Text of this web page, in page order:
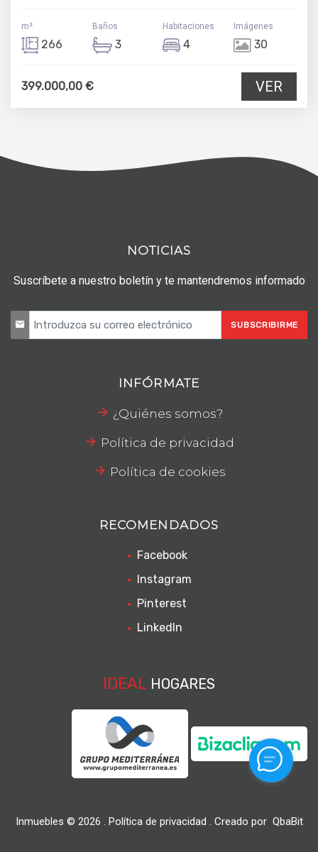
m²
266
Baños
3
Habitaciones
4
Imágenes
30
399.000,00 € VER
NOTICIAS
Suscríbete a nuestro boletín y te mantendremos informado
SUBSCRIBIRME
INFÓRMATE
¿Quiénes somos?
Política de privacidad
Política de cookies
RECOMENDADOS
Facebook
Instagram
Pinterest
LinkedIn
IDEAL HOGARES
Inmuebles © 2026 . Política de privacidad . Creado por QbaBit